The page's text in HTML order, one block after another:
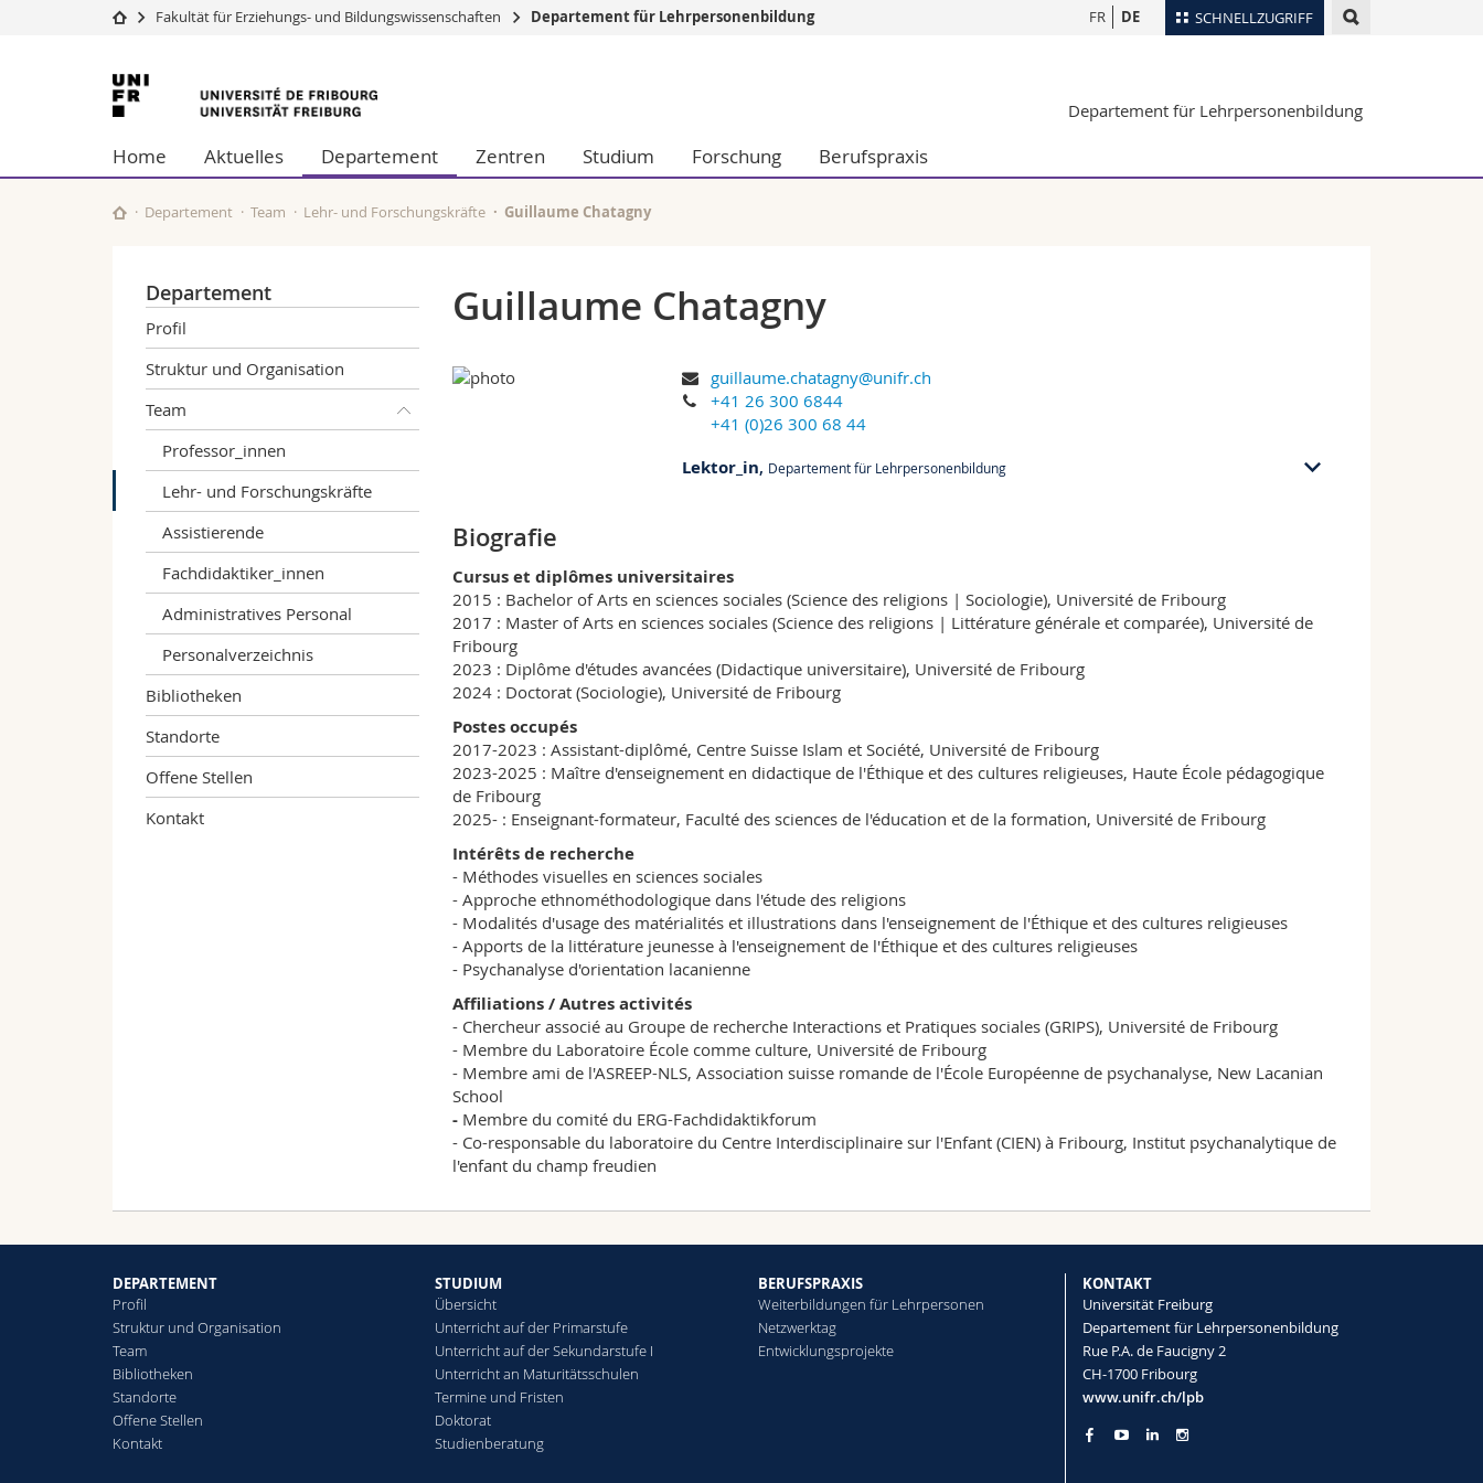
SCHNELLZUGRIFF
Universität
Studium
Forschung
Universität
Weiterbildung
Wirtschafts- und Sozialwissenschaftliche Fak.
Philosophische Fak.
Fak. für Erziehungs- und Bildungswissenschaften
Math.-Nat. und Med. Fak.
Medien
Forschende
Ortsplan
Webmail
FR DE
Fakultät für Erziehungs- und Bildungswissenschaften Departement für Lehrpersonenbildung
Universität
Freiburg
Departement für Lehrpersonenbildung
Home Aktuelles Departement Zentren Studium Forschung Berufspraxis
Departement Team Lehr- und Forschungskräfte Guillaume Chatagny
Departement
Profil
Struktur und Organisation
Team
Professor_innen
Lehr- und Forschungskräfte
Assistierende
Fachdidaktiker_innen
Administratives Personal
Personalverzeichnis
Bibliotheken
Standorte
Offene Stellen
Kontakt
Guillaume Chatagny
guillaume.chatagny@unifr.ch
+41 26 300 6844
+41 (0)26 300 68 44
Lektor_in, Departement für Lehrpersonenbildung
Biografie
Cursus et diplômes universitaires
2015 : Bachelor of Arts en sciences sociales (Science des religions | Sociologie), Université de Fribourg
2017 : Master of Arts en sciences sociales (Science des religions | Littérature générale et comparée), Université de
Fribourg
2023 : Diplôme d'études avancées (Didactique universitaire), Université de Fribourg
2024 : Doctorat (Sociologie), Université de Fribourg
Postes occupés
2017-2023 : Assistant-diplômé, Centre Suisse Islam et Société, Université de Fribourg
2023-2025 : Maître d'enseignement en didactique de l'Éthique et des cultures religieuses, Haute École pédagogique
de Fribourg
2025- : Enseignant-formateur, Faculté des sciences de l'éducation et de la formation, Université de Fribourg
Intérêts de recherche
- Méthodes visuelles en sciences sociales
- Approche ethnométhodologique dans l'étude des religions
- Modalités d'usage des matérialités et illustrations dans l'enseignement de l'Éthique et des cultures religieuses
- Apports de la littérature jeunesse à l'enseignement de l'Éthique et des cultures religieuses
- Psychanalyse d'orientation lacanienne
Affiliations / Autres activités
- Chercheur associé au Groupe de recherche Interactions et Pratiques sociales (GRIPS), Université de Fribourg
- Membre du Laboratoire École comme culture, Université de Fribourg
- Membre ami de l'ASREEP-NLS, Association suisse romande de l'École Européenne de psychanalyse, New Lacanian
School
- Membre du comité du ERG-Fachdidaktikforum
- Co-responsable du laboratoire du Centre Interdisciplinaire sur l'Enfant (CIEN) à Fribourg, Institut psychanalytique de
l'enfant du champ freudien
DEPARTEMENT
Profil
Struktur und Organisation
Team
Bibliotheken
Standorte
Offene Stellen
Kontakt
STUDIUM
Übersicht
Unterricht auf der Primarstufe
Unterricht auf der Sekundarstufe I
Unterricht an Maturitätsschulen
Termine und Fristen
Doktorat
Studienberatung
BERUFSPRAXIS
Weiterbildungen für Lehrpersonen
Netzwerktag
Entwicklungsprojekte
KONTAKT
Universität Freiburg
Departement für Lehrpersonenbildung
Rue P.A. de Faucigny 2
CH-1700 Fribourg
www.unifr.ch/lpb